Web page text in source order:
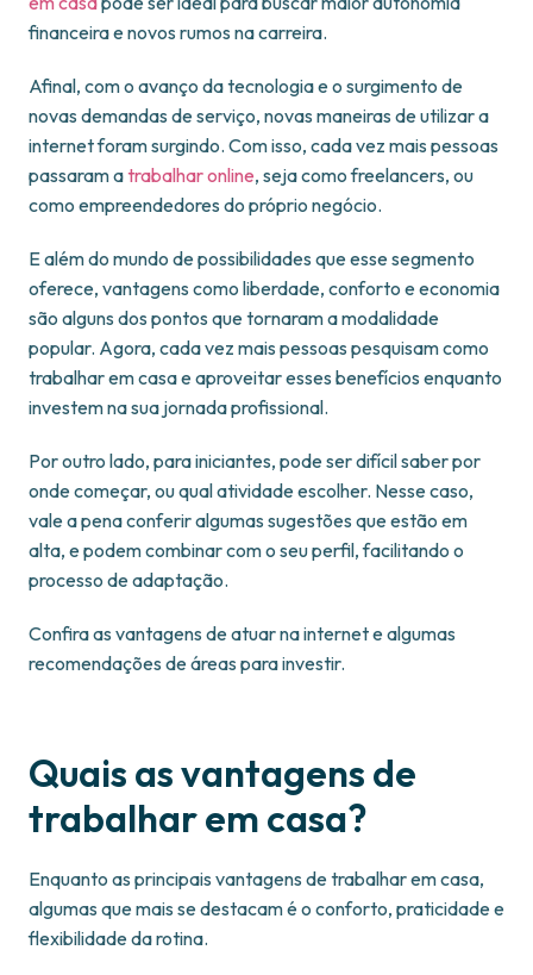
financeira e novos rumos na carreira.
Afinal, com o avanço da tecnologia e o surgimento de
novas demandas de serviço, novas maneiras de utilizar a
internet foram surgindo. Com isso, cada vez mais pessoas
passaram atrabalhar online, seja como freelancers, ou
como empreendedores do próprio negócio.
E além do mundo de possibilidades que esse segmento
oferece, vantagens como liberdade, conforto e economia
são alguns dos pontos que tornaram a modalidade
popular. Agora, cada vez mais pessoas pesquisam como
trabalhar em casa e aproveitar esses benefícios enquanto
investem na sua jornada profissional.
Por outro lado, para iniciantes, pode ser difícil saber por
onde começar, ou qual atividade escolher. Nesse caso,
vale a pena conferir algumas sugestões que estão em
alta, e podem combinar com o seu perfil, facilitando o
processo de adaptação.
Confira as vantagens de atuar na internet e algumas
recomendações de áreas para investir.
Quais as vantagens de
trabalhar em casa?
Enquanto as principais vantagens de trabalhar em casa,
algumas que mais se destacam é o conforto, praticidade e
flexibilidade da rotina.